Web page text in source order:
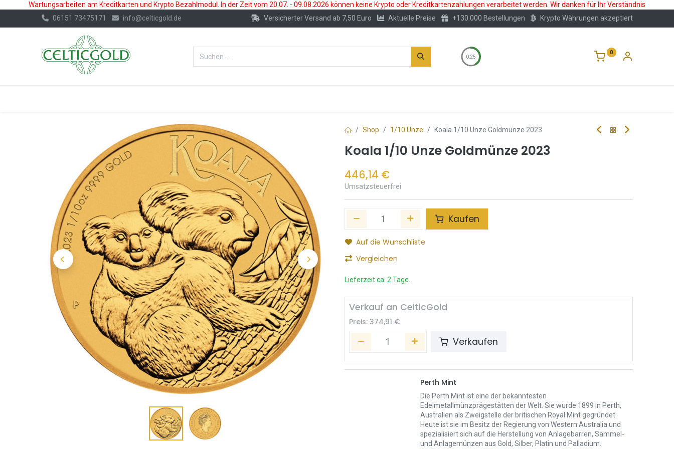
Wartungsarbeiten am Kreditkarten und Krypto Bezahlmodul. In der Zeit vom 20.07. - 09.08.2026 können keine Krypto oder Kreditkartenzahlungen verarbeitet werden. Wir danken für Ihr Verständnis
06151 73475171
info@celticgold.de Versicherter Versand ab 7,50 Euro Aktuelle Preise +130.000 Bestellungen Krypto Währungen akzeptiert
0:24
0
Shop 1/10 Unze Koala 1/10 Unze Goldmünze 2023
Koala 1/10 Unze Goldmünze 2023
446,14 €
Umsatzsteuerfrei
Kaufen
Auf die Wunschliste
Vergleichen
Lieferzeit ca. 2 Tage.
Verkauf an CelticGold
Preis: 374,91 €
Verkaufen
Perth Mint
Die Perth Mint ist eine der bekanntesten
Edelmetallmünzprägestätten der Welt. Sie wurde 1899 in Perth,
Australien als Zweigstelle der britischen Royal Mint gegründet.
Heute ist sie im Besitz der Regierung von Western Australia und
spezialisiert sich auf die Herstellung von Anlagebarren, Sammel-
und Anlagemünzen aus Gold, Silber, Platin und Palladium.